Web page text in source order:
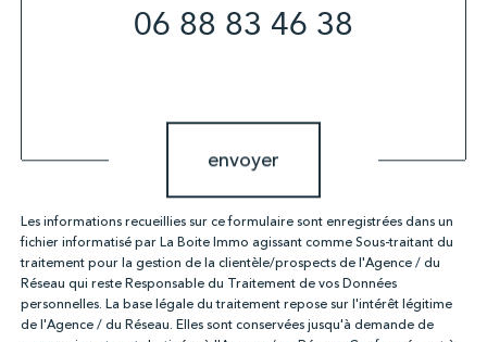
06 88 83 46 38
envoyer
Les informations recueillies sur ce formulaire sont enregistrées dans un
fichier informatisé par La Boite Immo agissant comme Sous-traitant du
traitement pour la gestion de la clientèle/prospects de l'Agence / du
Réseau qui reste Responsable du Traitement de vos Données
personnelles. La base légale du traitement repose sur l'intérêt légitime
de l'Agence / du Réseau. Elles sont conservées jusqu'à demande de